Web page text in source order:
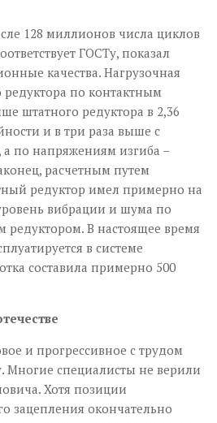
128 миллионов числа циклов
ГОСТу, показал
качества. Нагрузочная
редуктора по контактным
штатного редуктора в 2,36
и в три раза выше с
по напряжениям изгиба –
расчетным путем
редуктор имел примерно на
вибрации и шума по
В настоящее время
в системе
составила примерно 500
и прогрессивное с трудом
Многие специалисты не верили
Хотя позиции
зацепления окончательно